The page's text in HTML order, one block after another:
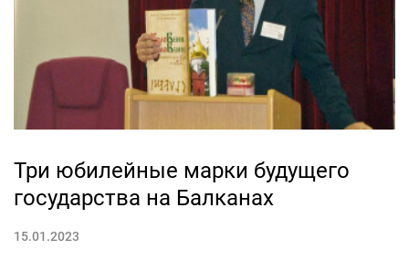
Три юбилейные марки будущего
государства на Балканах
15.01.2023